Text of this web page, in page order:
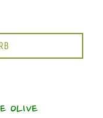
OLIVE